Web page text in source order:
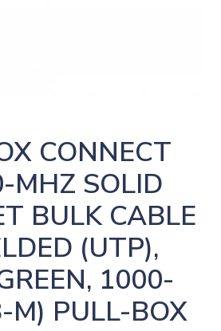
CONNECT
MHZ SOLID
BULK CABLE
(UTP),
1000-
M) PULL-BOX